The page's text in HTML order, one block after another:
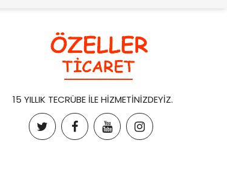
15 YILLIK TECRÜBE İLE HİZMETİNİZDEYİZ.